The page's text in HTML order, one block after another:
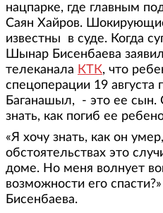
нацпарке, где главным
Саян Хайров.
известны в суде. Когда
Шынар Бисенбаева
телеканала КТК, что
спецоперации 19 августа
Баганашыл, - это ее сын.
знать, как погиб ее
«Я хочу знать, как он
обстоятельствах это
доме. Но меня волнует
возможности его
Бисенбаева.